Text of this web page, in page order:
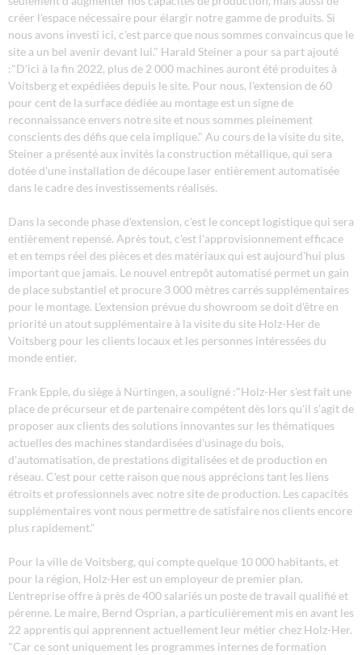
créer l'espace nécessaire pour élargir notre gamme de produits. Si
nous avons investi ici, c'est parce que nous sommes convaincus que le
site a un bel avenir devant lui." Harald Steiner a pour sa part ajouté
:"D'ici à la fin 2022, plus de 2 000 machines auront été produites à
Voitsberg et expédiées depuis le site. Pour nous, l'extension de 60
pour cent de la surface dédiée au montage est un signe de
reconnaissance envers notre site et nous sommes pleinement
conscients des défis que cela implique." Au cours de la visite du site,
Steiner a présenté aux invités la construction métallique, qui sera
dotée d'une installation de découpe laser entièrement automatisée
dans le cadre des investissements réalisés.
Dans la seconde phase d'extension, c'est le concept logistique qui sera
entièrement repensé. Après tout, c'est l'approvisionnement efficace
et en temps réel des pièces et des matériaux qui est aujourd'hui plus
important que jamais. Le nouvel entrepôt automatisé permet un gain
de place substantiel et procure 3 000 mètres carrés supplémentaires
pour le montage. L'extension prévue du showroom se doit d'être en
priorité un atout supplémentaire à la visite du site Holz-Her de
Voitsberg pour les clients locaux et les personnes intéressées du
monde entier.
Frank Epple, du siège à Nürtingen, a souligné :"Holz-Her s'est fait une
place de précurseur et de partenaire compétent dès lors qu'il s'agit de
proposer aux clients des solutions innovantes sur les thématiques
actuelles des machines standardisées d'usinage du bois,
d'automatisation, de prestations digitalisées et de production en
réseau. C'est pour cette raison que nous apprécions tant les liens
étroits et professionnels avec notre site de production. Les capacités
supplémentaires vont nous permettre de satisfaire nos clients encore
plus rapidement."
Pour la ville de Voitsberg, qui compte quelque 10 000 habitants, et
pour la région, Holz-Her est un employeur de premier plan.
L'entreprise offre à près de 400 salariés un poste de travail qualifié et
pérenne. Le maire, Bernd Osprian, a particulièrement mis en avant les
22 apprentis qui apprennent actuellement leur métier chez Holz-Her.
"Car ce sont uniquement les programmes internes de formation